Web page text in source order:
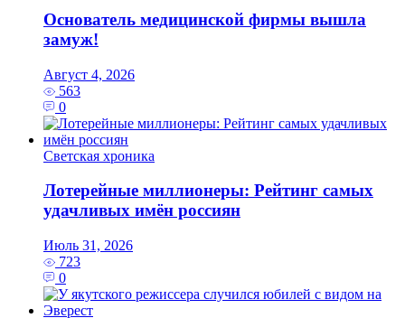
Основатель медицинской фирмы вышла
замуж!
Август 4, 2026
563
0
Светская хроника
Лотерейные миллионеры: Рейтинг самых
удачливых имён россиян
Июль 31, 2026
723
0